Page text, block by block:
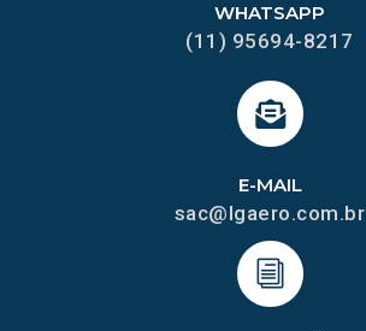
E-MAIL
sac@lgaero.com.br
WHATSAPP
(11) 95694-8217